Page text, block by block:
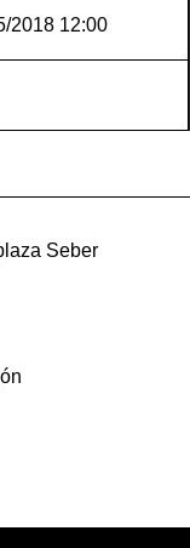
2018 12:00
Seber